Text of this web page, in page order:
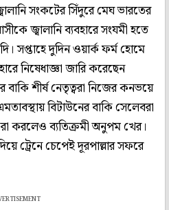
সংকটের সিঁদুরে মেঘ ভারতের
জ্বালানি ব্যবহারে সংযমী হতে
সপ্তাহে দুদিন ওয়ার্ক ফর্ম হোমে
নিষেধাজ্ঞা জারি করেছেন
বাকি শীর্ষ নেতৃত্বরা নিজের কনভয়ে
বিটাউনের বাকি সেলেবরা
করলেও ব্যতিক্রমী অনুপম খের।
ট্রেনে চেপেই দূরপাল্লার সফরে